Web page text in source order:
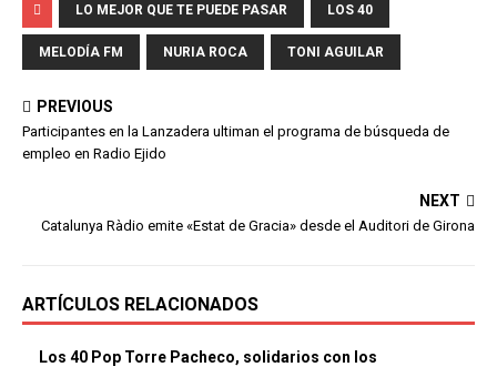
LO MEJOR QUE TE PUEDE PASAR LOS 40
MELODÍA FM NURIA ROCA TONI AGUILAR
PREVIOUS
Participantes en la Lanzadera ultiman el programa de búsqueda de
empleo en Radio Ejido
NEXT
Catalunya Ràdio emite «Estat de Gracia» desde el Auditori de Girona
ARTÍCULOS RELACIONADOS
Los 40 Pop Torre Pacheco, solidarios con los